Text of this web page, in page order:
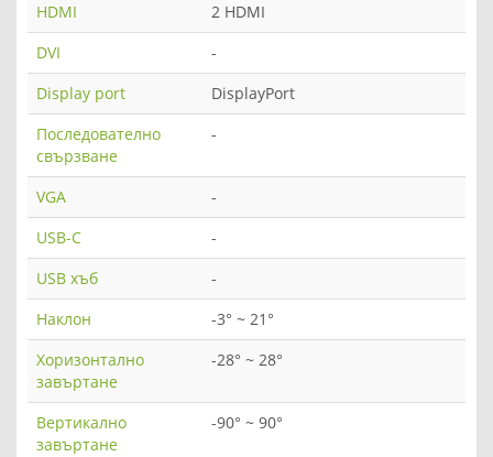
HDMI
2 HDMI
DVI
-
Display port
DisplayPort
Последователно
свързване
-
VGA
-
USB-C
-
USB хъб
-
Наклон
-3° ~ 21°
Хоризонтално
завъртане
-28° ~ 28°
Вертикално
завъртане
-90° ~ 90°